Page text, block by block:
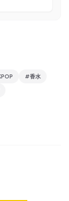
#香水